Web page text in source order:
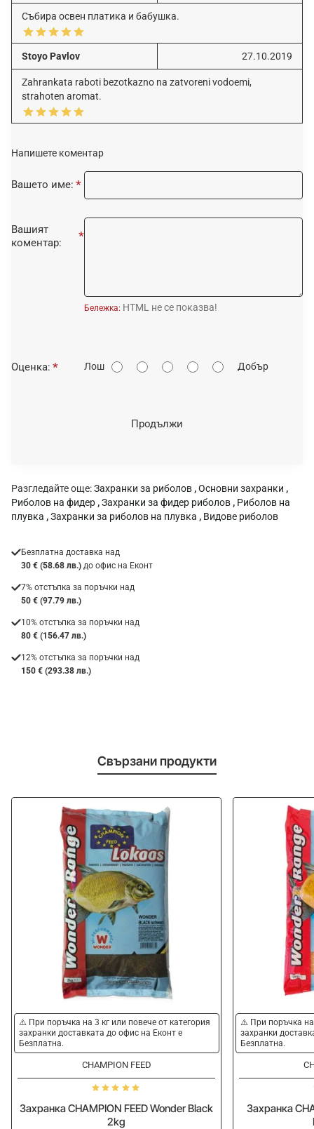
Събира освен платика и бабушка.
Stoyo Pavlov 27.10.2019
Zahrankata raboti bezotkazno na zatvoreni vodoemi,
strahoten aromat.
Напишете коментар
Вашето име:
Вашият
коментар:
Бележка: HTML не се показва!
О
Оценка: Лош Добър
Продължи
Разгледайте още:Захранки за риболов ,Основни захранки ,
Риболов на фидер ,Захранки за фидер риболов , Риболов на
плувка ,Захранки за риболов на плувка , Видове риболов
Безплатна доставка над
30 € (58.68 лв.) до офис на Еконт
7% отстъпка за поръчки над
50 € (97.79 лв.)
10% отстъпка за поръчки над
80 € (156.47 лв.)
12% отстъпка за поръчки над
150 € (293.38 лв.)
Свързани продукти
⚠️ При поръчка на 3 кг или повече от категория
захранки доставката до офис на Еконт е
Безплатна.
CHAMPION FEED
Захранка CHAMPION FEED Wonder Black
2kg
⚠️ При поръчка на
захранки
Безплатна.
Захранка